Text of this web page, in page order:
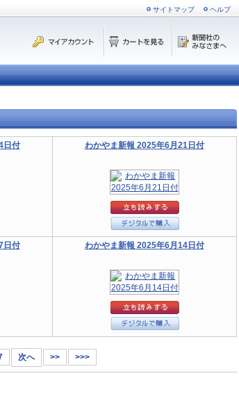
サイトマップ ヘルプ
日付 わかやま新報 2025年6月21日付
日付 わかやま新報 2025年6月14日付
次へ >> >>>